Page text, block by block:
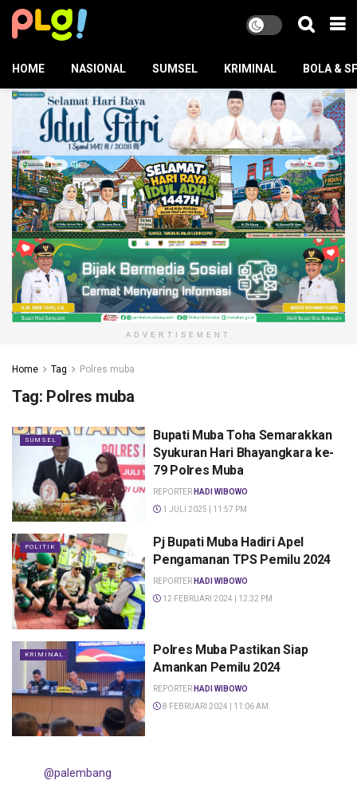
HOME NASIONAL SUMSEL KRIMINAL BOLA &
ADVERTISEMENT
Home Tag Polres muba
Tag: Polres muba
SUMSEL
Bupati Muba Toha Semarakkan
Syukuran Hari Bhayangkara ke-
79 Polres Muba
REPORTER HADI WIBOWO
1 JULI 2025 | 11:57 PM
POLITIK
Pj Bupati Muba Hadiri Apel
Pengamanan TPS Pemilu 2024
REPORTER HADI WIBOWO
12 FEBRUARI 2024 | 12:32 PM
KRIMINAL
Polres Muba Pastikan Siap
Amankan Pemilu 2024
REPORTER HADI WIBOWO
8 FEBRUARI 2024 | 11:06 AM
@palembang